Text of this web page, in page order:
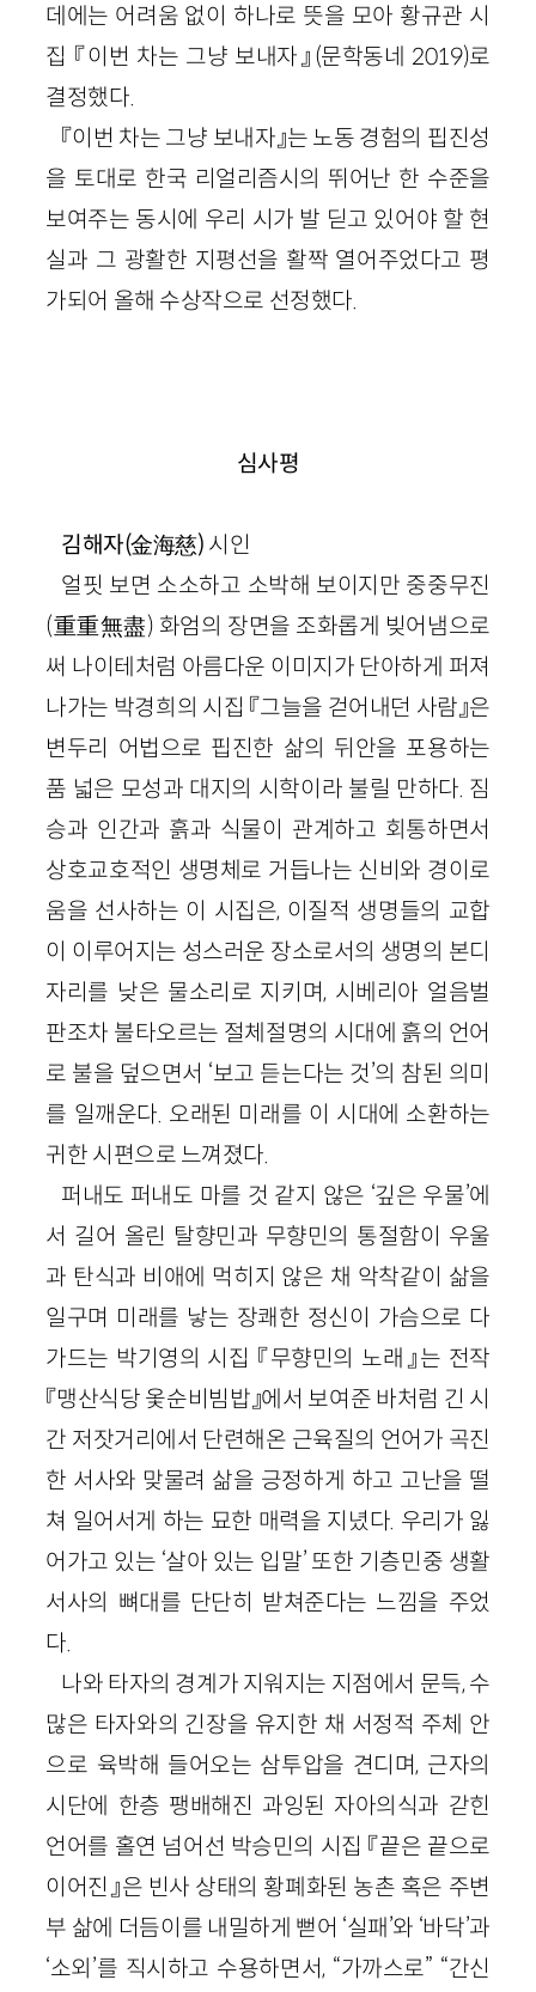
데에는 어려움 없이 하나로 뜻을 모아 황규관 시
집 『이번 차는 그냥 보내자』(문학동네 2019)로
결정했다.
『이번 차는 그냥 보내자』는 노동 경험의 핍진성
을 토대로 한국 리얼리즘시의 뛰어난 한 수준을
보여주는 동시에 우리 시가 발 딛고 있어야 할 현
실과 그 광활한 지평선을 활짝 열어주었다고 평
가되어 올해 수상작으로 선정했다.
심사평
김해자(金海慈) 시인
얼핏 보면 소소하고 소박해 보이지만 중중무진
(重重無盡) 화엄의 장면을 조화롭게 빚어냄으로
써 나이테처럼 아름다운 이미지가 단아하게 퍼져
나가는 박경희의 시집 『그늘을 걷어내던 사람』은
변두리 어법으로 핍진한 삶의 뒤안을 포용하는
품 넓은 모성과 대지의 시학이라 불릴 만하다. 짐
승과 인간과 흙과 식물이 관계하고 회통하면서
상호교호적인 생명체로 거듭나는 신비와 경이로
움을 선사하는 이 시집은, 이질적 생명들의 교합
이 이루어지는 성스러운 장소로서의 생명의 본디
자리를 낮은 물소리로 지키며, 시베리아 얼음벌
판조차 불타오르는 절체절명의 시대에 흙의 언어
로 불을 덮으면서 ‘보고 듣는다는 것’의 참된 의미
를 일깨운다. 오래된 미래를 이 시대에 소환하는
귀한 시편으로 느껴졌다.
퍼내도 퍼내도 마를 것 같지 않은 ‘깊은 우물’에
서 길어 올린 탈향민과 무향민의 통절함이 우울
과 탄식과 비애에 먹히지 않은 채 악착같이 삶을
일구며 미래를 낳는 장쾌한 정신이 가슴으로 다
가드는 박기영의 시집 『무향민의 노래』는 전작
『맹산식당 옻순비빔밥』에서 보여준 바처럼 긴 시
간 저잣거리에서 단련해온 근육질의 언어가 곡진
한 서사와 맞물려 삶을 긍정하게 하고 고난을 떨
쳐 일어서게 하는 묘한 매력을 지녔다. 우리가 잃
어가고 있는 ‘살아 있는 입말’ 또한 기층민중 생활
서사의 뼈대를 단단히 받쳐준다는 느낌을 주었
다.
나와 타자의 경계가 지워지는 지점에서 문득, 수
많은 타자와의 긴장을 유지한 채 서정적 주체 안
으로 육박해 들어오는 삼투압을 견디며, 근자의
시단에 한층 팽배해진 과잉된 자아의식과 갇힌
언어를 홀연 넘어선 박승민의 시집 『끝은 끝으로
이어진』은 빈사 상태의 황폐화된 농촌 혹은 주변
부 삶에 더듬이를 내밀하게 뻗어 ‘실패’와 ‘바닥’과
‘소외’를 직시하고 수용하면서, “가까스로” “간신